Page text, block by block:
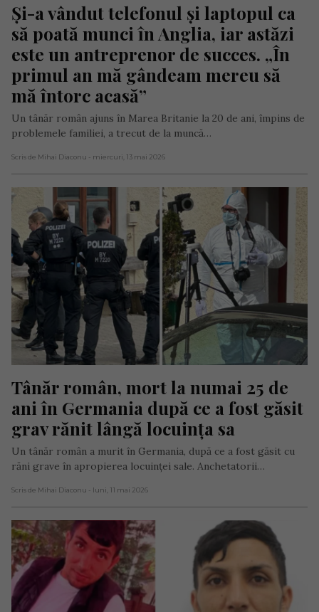
Și-a vândut telefonul și laptopul ca
să poată munci în Anglia, iar astăzi
este un antreprenor de succes. „În
primul an mă gândeam mereu să
mă întorc acasă”
Un tânăr român ajuns în Marea Britanie la 20 de ani, împins de
problemele familiei, a trecut de la muncă…
Scris de Mihai Diaconu - miercuri, 13 mai 2026
Tânăr român, mort la numai 25 de
ani în Germania după ce a fost găsit
grav rănit lângă locuința sa
Un tânăr român a murit în Germania, după ce a fost găsit cu
răni grave în apropierea locuinței sale. Anchetatorii…
Scris de Mihai Diaconu - luni, 11 mai 2026